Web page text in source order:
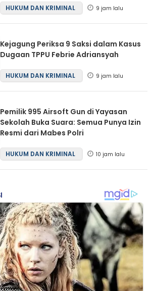
HUKUM DAN KRIMINAL 9 jam lalu
Kejagung Periksa 9 Saksi dalam Kasus
Dugaan TPPU Febrie Adriansyah
HUKUM DAN KRIMINAL 9 jam lalu
Pemilik 995 Airsoft Gun di Yayasan
Sekolah Buka Suara: Semua Punya Izin
Resmi dari Mabes Polri
HUKUM DAN KRIMINAL 10 jam lalu